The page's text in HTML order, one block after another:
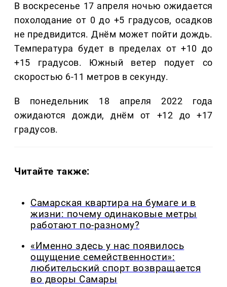
В воскресенье 17 апреля ночью ожидается
похолодание от 0 до +5 градусов, осадков
не предвидится. Днём может пойти дождь.
Температура будет в пределах от +10 до
+15 градусов. Южный ветер подует со
скоростью 6-11 метров в секунду.
В понедельник 18 апреля 2022 года
ожидаются дожди, днём от +12 до +17
градусов.
Читайте также:
Самарская квартира на бумаге и в
жизни: почему одинаковые метры
работают по-разному?
«Именно здесь у нас появилось
ощущение семейственности»:
любительский спорт возвращается
во дворы Самары